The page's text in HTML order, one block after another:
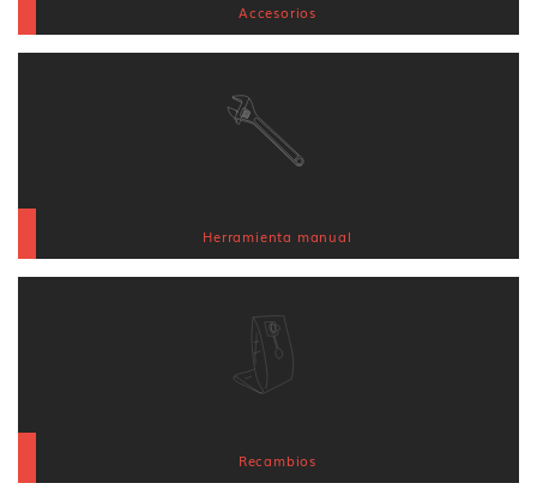
Accesorios
Herramienta manual
Recambios